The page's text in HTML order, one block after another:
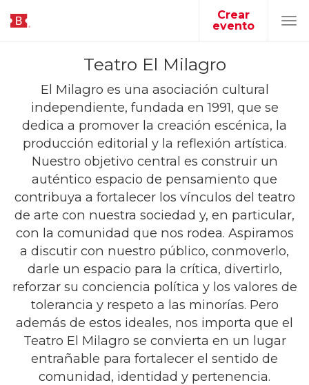
Crear
evento
Teatro El Milagro
El Milagro es una asociación cultural
independiente, fundada en 1991, que se
dedica a promover la creación escénica, la
producción editorial y la reflexión artística.
Nuestro objetivo central es construir un
auténtico espacio de pensamiento que
contribuya a fortalecer los vínculos del teatro
de arte con nuestra sociedad y, en particular,
con la comunidad que nos rodea. Aspiramos
a discutir con nuestro público, conmoverlo,
darle un espacio para la crítica, divertirlo,
reforzar su conciencia política y los valores de
tolerancia y respeto a las minorías. Pero
además de estos ideales, nos importa que el
Teatro El Milagro se convierta en un lugar
entrañable para fortalecer el sentido de
comunidad, identidad y pertenencia.